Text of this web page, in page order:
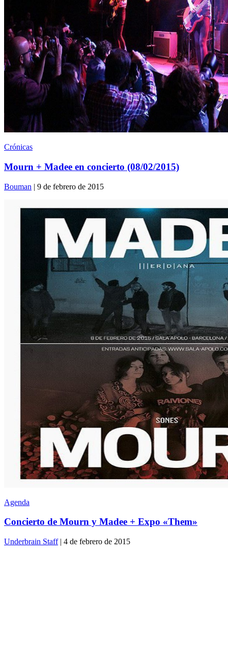
Crónicas
Mourn + Madee en concierto (08/02/2015)
Bouman | 9 de febrero de 2015
Agenda
Concierto de Mourn y Madee + Expo «Them»
Underbrain Staff| 4 de febrero de 2015